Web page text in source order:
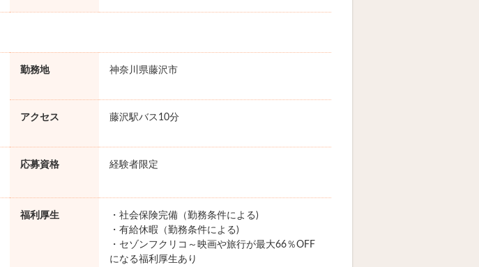
勤務地 神奈川県藤沢市
アクセス 藤沢駅バス10分
応募資格 経験者限定
福利厚生
・社会保険完備（勤務条件による)
・有給休暇（勤務条件による)
・セゾンフクリコ～映画や旅行が最大66％OFF
になる福利厚生あり